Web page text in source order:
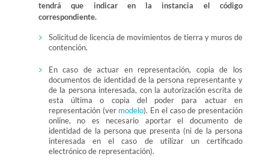
tendrá que indicar en la instancia el código
correspondiente.
Solicitud de licencia de movimientos de tierra y muros de
contención.
En caso de actuar en representación, copia de los
documentos de identidad de la persona representante y
de la persona interesada, con la autorización escrita de
esta última o copia del poder para actuar en
representación (ver modelo). En el caso de presentación
online, no es necesario aportar el documento de
identidad de la persona que presenta (ni de la persona
interesada en el caso de utilizar un certificado
electrónico de representación).